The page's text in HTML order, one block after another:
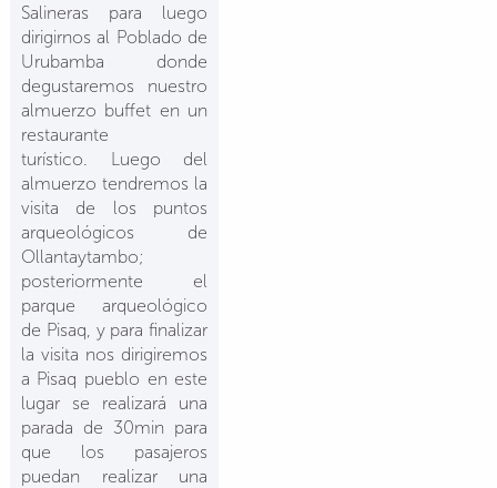
Salineras para luego
dirigirnos al Poblado de
Urubamba donde
degustaremos nuestro
almuerzo buffet en un
restaurante
turístico. Luego del
almuerzo tendremos la
visita de los puntos
arqueológicos de
Ollantaytambo;
posteriormente el
parque arqueológico
de Pisaq, y para finalizar
la visita nos dirigiremos
a Pisaq pueblo en este
lugar se realizará una
parada de 30min para
que los pasajeros
puedan realizar una